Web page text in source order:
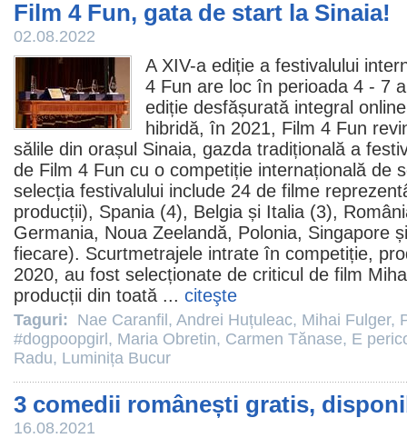
Film 4 Fun, gata de start la Sinaia!
02.08.2022
A XIV-a ediție a festivalului
4 Fun are loc în perioada 4 - 7
ediție desfășurată integral
hibridă, în 2021, Film 4 Fun
sălile din orașul Sinaia, gazda tradițională a
de Film 4 Fun cu o competiție internațională de
selecția festivalului include 24 de filme
producții), Spania (4), Belgia și Italia (3),
Germania, Noua Zeelandă, Polonia, Singapore
fiecare). Scurtmetrajele intrate în competiție,
2020, au fost selecționate de criticul de film
producții din toată ... citeşte
Taguri: Nae Caranfil , Andrei Huțuleac, Mihai Fulger,
#dogpoopgirl , Maria Obretin, Carmen Tănase, E
Radu, Luminița Bucur
3 comedii românești gratis,
16.08.2021